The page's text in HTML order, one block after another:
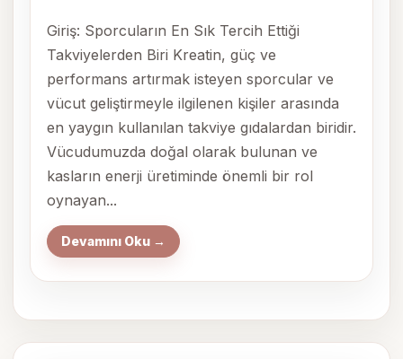
Giriş: Sporcuların En Sık Tercih Ettiği
Takviyelerden Biri Kreatin, güç ve
performans artırmak isteyen sporcular ve
vücut geliştirmeyle ilgilenen kişiler arasında
en yaygın kullanılan takviye gıdalardan biridir.
Vücudumuzda doğal olarak bulunan ve
kasların enerji üretiminde önemli bir rol
oynayan...
Devamını Oku →